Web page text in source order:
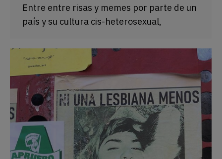
Entre entre risas y memes por parte de un
país y su cultura cis-heterosexual,